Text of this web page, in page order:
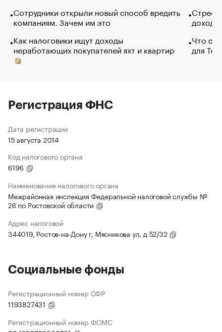
Сотрудники открыли новый способ вредить
компаниям. Зачем им это
Как налоговики ищут доходы
неработающих покупателей яхт и квартир
Что
для
Регистрация ФНС
Дата регистрации
15 августа 2014
Код налогового органа
6196
Наименование налогового органа
Межрайонная инспекция Федеральной налоговой службы №
26 по Ростовской области
Адрес налоговой
344019, Ростов-на-Дону г, Мясникова ул, д 52/32
Социальные фонды
Регистрационный номер СФР
1193827431
Регистрационный номер ФОМС